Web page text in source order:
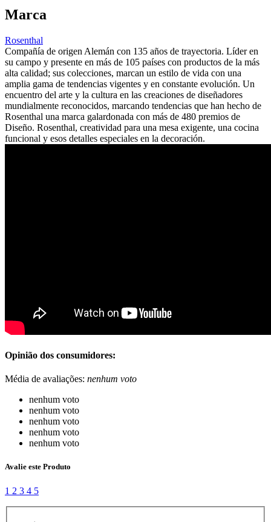
Marca
Rosenthal
Compañía de origen Alemán con 135 años de trayectoria. Líder en
su campo y presente en más de 105 países con productos de la más
alta calidad; sus colecciones, marcan un estilo de vida con una
amplia gama de tendencias vigentes y en constante evolución. Un
encuentro del arte y la cultura en las creaciones de diseñadores
mundialmente reconocidos, marcando tendencias que han hecho de
Rosenthal una marca galardonada con más de 480 premios de
Diseño. Rosenthal, creatividad para una mesa exigente, una cocina
funcional y esos detalles especiales en la decoración.
Opinião dos consumidores:
Média de avaliações: nenhum voto
nenhum voto
nenhum voto
nenhum voto
nenhum voto
nenhum voto
Avalie este Produto
1 2 3 4 5